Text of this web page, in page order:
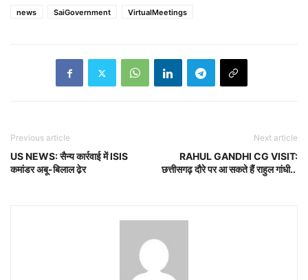
news
SaiGovernment VirtualMeetings
Previous article
US NEWS: सैन्य कार्रवाई में ISIS
कमांडर अबू-बिलाल ढे़र
Next article
RAHUL GANDHI CG VISIT:
छत्तीसगढ़ दौरे पर आ सकते हैं राहुल गांधी..